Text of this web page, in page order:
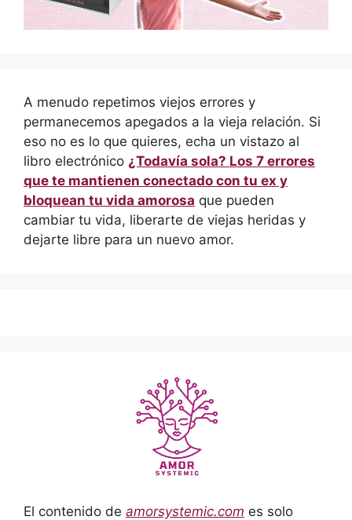
A menudo repetimos viejos errores y
permanecemos apegados a la vieja relación. Si
eso no es lo que quieres, echa un vistazo al
libro electrónico ¿Todavía sola? Los 7 errores
que te mantienen conectado con tu ex y
bloquean tu vida amorosa que pueden
cambiar tu vida, liberarte de viejas heridas y
dejarte libre para un nuevo amor.
El contenido de amorsystemic.com es solo